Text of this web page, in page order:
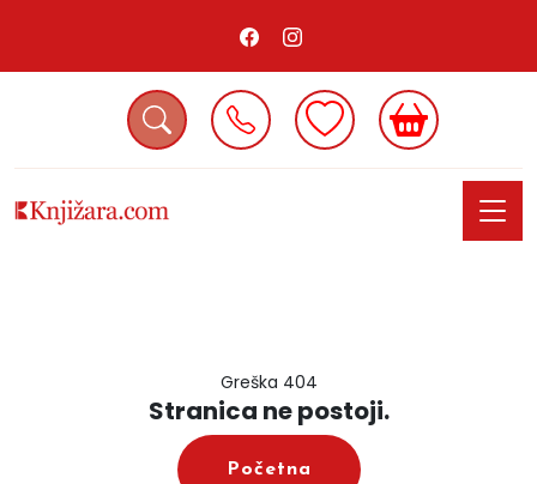
Greška 404
Stranica ne postoji.
Početna